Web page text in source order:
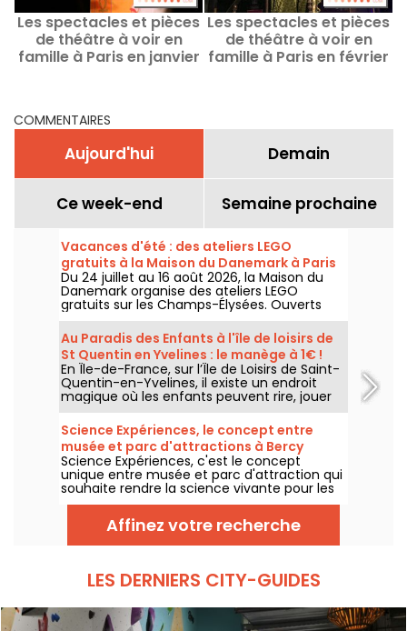
Les spectacles et pièces
de théâtre à voir en
famille à Paris en janvier
Les spectacles et pièces
de théâtre à voir en
famille à Paris en février
COMMENTAIRES
Aujourd'hui Demain
Ce week-end Semaine prochaine
Vacances d'été : des ateliers LEGO
gratuits à la Maison du Danemark à Paris
Du 24 juillet au 16 août 2026, la Maison du
Danemark organise des ateliers LEGO
gratuits sur les Champs-Élysées. Ouverts
aux enfants, aux familles et aux passionnés
de construction, ces rendez-vous
permettent de découvrir l'univers de la
célèbre marque danoise à travers des
espaces de création en libre accès.
Au Paradis des Enfants à l'île de loisirs de
St Quentin en Yvelines : le manège à 1€ !
En Île-de-France, sur l’Île de Loisirs de Saint-
Quentin-en-Yvelines, il existe un endroit
magique où les enfants peuvent rire, jouer
et profiter de manèges adaptés à leur âge :
Au Paradis des Enfants. C’est le parc le
moins cher d’Île-de-France, avec un tarif
exceptionnel de 1 € le manège.
Science Expériences, le concept entre
musée et parc d'attractions à Bercy
Village
Science Expériences, c'est le concept
unique entre musée et parc d'attraction qui
souhaite rendre la science vivante pour les
enfants. Expériences scientifiques, réalité
virtuelle, vidéo mapping, on y retrouve les
dernières technologies utilisées pour
intéresser enfants aux sciences en la vivant
Affinez votre recherche
LES DERNIERS CITY-GUIDES